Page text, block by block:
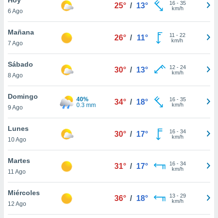
y
en
más
de
6 Ago
25° / 13° 16- 35
km/h
Mañana
7 Ago
26° / 11° 11 - 22
km/h
Sábado
8 Ago
30° / 13° 12- 24
km/h
Domingo
9 Ago
40%
0.3 mm
34° / 18° 16- 35
km/h
Lunes
10 Ago
30° / 17° 16- 34
km/h
Martes
11 Ago
31° / 17° 16- 34
km/h
Miércoles
12 Ago
36° / 18° 13- 29
km/h